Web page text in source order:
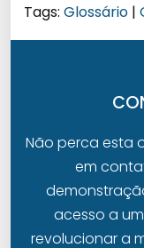
Tags: Glossário |
Não perca esta
em
acesso a
revolucionar a